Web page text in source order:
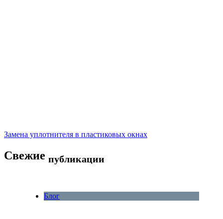
Замена уплотнителя в пластиковых окнах
Свежие публикации
Блог